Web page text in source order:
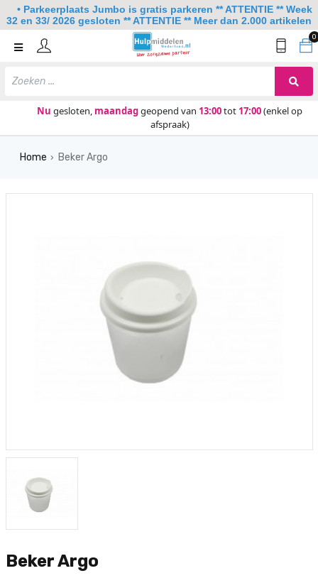
0
Nu gesloten, maandaggeopend van 13:00tot 17:00(enkel op
afspraak)
Home
Keuken
Home › Beker Argo
Beker Argo
• Parkeerplaats Jumbo is gratis parkeren ** ATTENTIE ** Week
32 en 33/ 2026 gesloten ** ATTENTIE ** Meer dan 2.000 artikelen